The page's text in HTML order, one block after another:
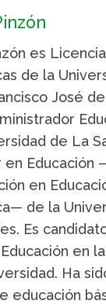
es
de la
José de
de La
en Educación
en
de la
Es
en la
Ha
educación